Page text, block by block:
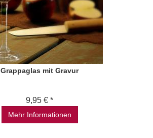
Grappaglas mit Gravur
9,95 € *
Mehr Informationen